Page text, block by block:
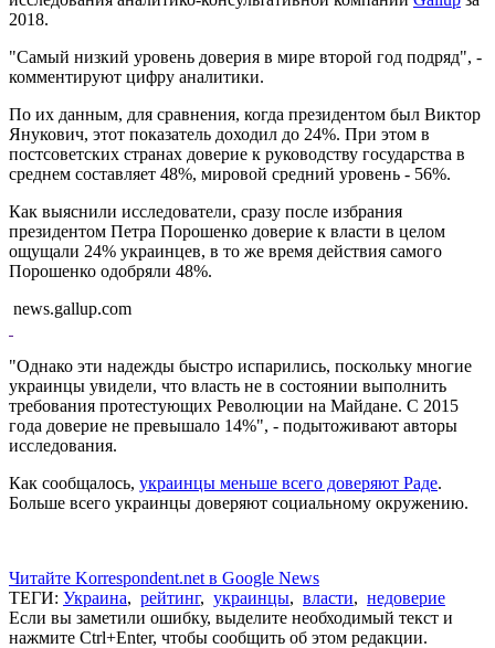
2018.
"Самый низкий уровень доверия в мире второй год подряд", -
комментируют цифру аналитики.
По их данным, для сравнения, когда президентом был Виктор
Янукович, этот показатель доходил до 24%. При этом в
постсоветских странах доверие к руководству государства в
среднем составляет 48%, мировой средний уровень - 56%.
Как выяснили исследователи, сразу после избрания
президентом Петра Порошенко доверие к власти в целом
ощущали 24% украинцев, в то же время действия самого
Порошенко одобряли 48%.
news.gallup.com
"Однако эти надежды быстро испарились, поскольку многие
украинцы увидели, что власть не в состоянии выполнить
требования протестующих Революции на Майдане. С 2015
года доверие не превышало 14%", - подытоживают авторы
исследования.
Как сообщалось, украинцы меньше всего доверяют Раде.
Больше всего украинцы доверяют социальному окружению.
Читайте Korrespondent.net в Google News
ТЕГИ: Украина, рейтинг, украинцы, власти, недоверие
Если вы заметили ошибку, выделите необходимый текст и
нажмите Ctrl+Enter, чтобы сообщить об этом редакции.